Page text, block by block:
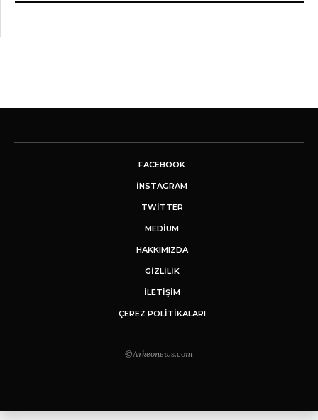
FACEBOOK
INSTAGRAM
TWITTER
MEDIUM
HAKKIMIZDA
GİZLİLİK
İLETIŞIM
ÇEREZ POLITIKALARI
©Arkeonews.com